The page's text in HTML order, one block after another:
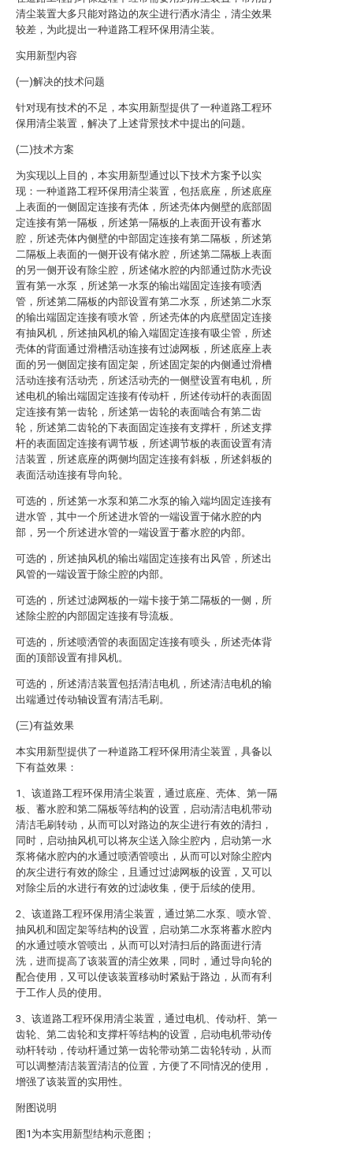
清尘装置大多只能对路边的灰尘进行洒水清尘，清尘效果
较差，为此提出一种道路工程环保用清尘装。
实用新型内容
(一)解决的技术问题
针对现有技术的不足，本实用新型提供了一种道路工程环
保用清尘装置，解决了上述背景技术中提出的问题。
(二)技术方案
为实现以上目的，本实用新型通过以下技术方案予以实
现：一种道路工程环保用清尘装置，包括底座，所述底座
上表面的一侧固定连接有壳体，所述壳体内侧壁的底部固
定连接有第一隔板，所述第一隔板的上表面开设有蓄水
腔，所述壳体内侧壁的中部固定连接有第二隔板，所述第
二隔板上表面的一侧开设有储水腔，所述第二隔板上表面
的另一侧开设有除尘腔，所述储水腔的内部通过防水壳设
置有第一水泵，所述第一水泵的输出端固定连接有喷洒
管，所述第二隔板的内部设置有第二水泵，所述第二水泵
的输出端固定连接有喷水管，所述壳体的内底壁固定连接
有抽风机，所述抽风机的输入端固定连接有吸尘管，所述
壳体的背面通过滑槽活动连接有过滤网板，所述底座上表
面的另一侧固定接有固定架，所述固定架的内侧通过滑槽
活动连接有活动壳，所述活动壳的一侧壁设置有电机，所
述电机的输出端固定连接有传动杆，所述传动杆的表面固
定连接有第一齿轮，所述第一齿轮的表面啮合有第二齿
轮，所述第二齿轮的下表面固定连接有支撑杆，所述支撑
杆的表面固定连接有调节板，所述调节板的表面设置有清
洁装置，所述底座的两侧均固定连接有斜板，所述斜板的
表面活动连接有导向轮。
可选的，所述第一水泵和第二水泵的输入端均固定连接有
进水管，其中一个所述进水管的一端设置于储水腔的内
部，另一个所述进水管的一端设置于蓄水腔的内部。
可选的，所述抽风机的输出端固定连接有出风管，所述出
风管的一端设置于除尘腔的内部。
可选的，所述过滤网板的一端卡接于第二隔板的一侧，所
述除尘腔的内部固定连接有导流板。
可选的，所述喷洒管的表面固定连接有喷头，所述壳体背
面的顶部设置有排风机。
可选的，所述清洁装置包括清洁电机，所述清洁电机的输
出端通过传动轴设置有清洁毛刷。
(三)有益效果
本实用新型提供了一种道路工程环保用清尘装置，具备以
下有益效果：
1、该道路工程环保用清尘装置，通过底座、壳体、第一隔
板、蓄水腔和第二隔板等结构的设置，启动清洁电机带动
清洁毛刷转动，从而可以对路边的灰尘进行有效的清扫，
同时，启动抽风机可以将灰尘送入除尘腔内，启动第一水
泵将储水腔内的水通过喷洒管喷出，从而可以对除尘腔内
的灰尘进行有效的除尘，且通过过滤网板的设置，又可以
对除尘后的水进行有效的过滤收集，便于后续的使用。
2、该道路工程环保用清尘装置，通过第二水泵、喷水管、
抽风机和固定架等结构的设置，启动第二水泵将蓄水腔内
的水通过喷水管喷出，从而可以对清扫后的路面进行清
洗，进而提高了该装置的清尘效果，同时，通过导向轮的
配合使用，又可以使该装置移动时紧贴于路边，从而有利
于工作人员的使用。
3、该道路工程环保用清尘装置，通过电机、传动杆、第一
齿轮、第二齿轮和支撑杆等结构的设置，启动电机带动传
动杆转动，传动杆通过第一齿轮带动第二齿轮转动，从而
可以调整清洁装置清洁的位置，方便了不同情况的使用，
增强了该装置的实用性。
附图说明
图1为本实用新型结构示意图；